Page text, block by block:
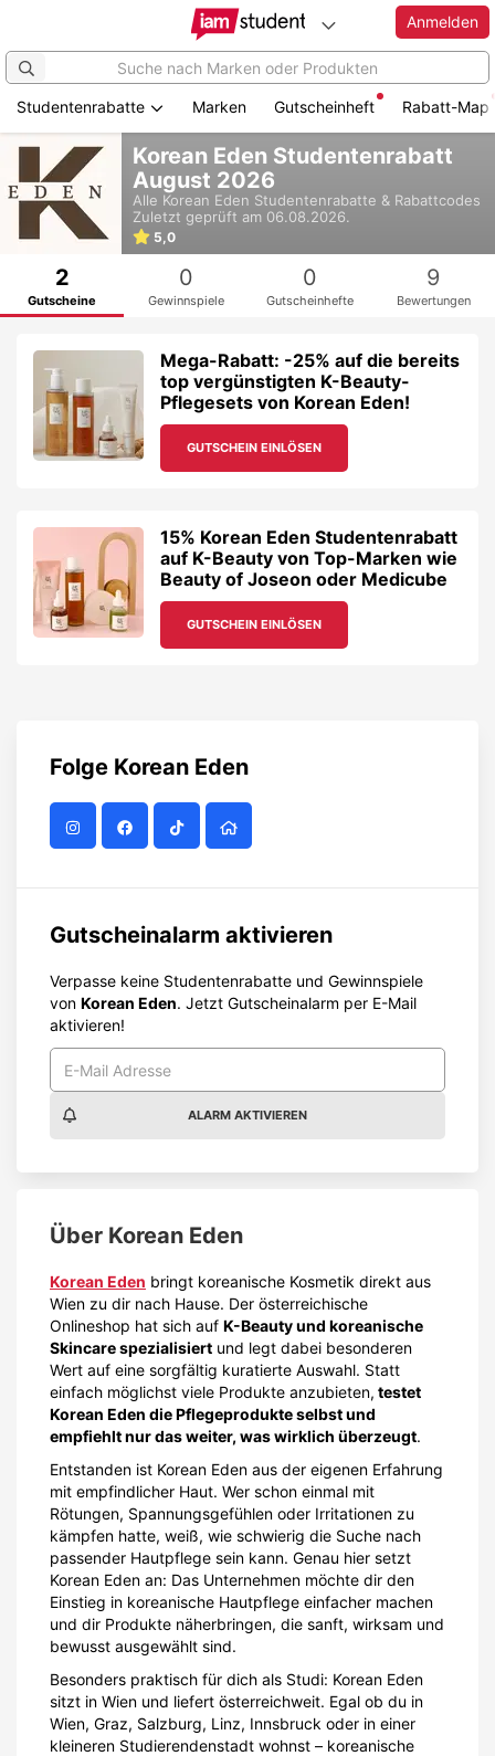
Zum
Hauptinhalt
springen
Anmelden
Studentenrabatte Marken Gutscheinheft Rabatt-Map
Korean Eden Studentenrabatt
August 2026
Alle Korean Eden Studentenrabatte & Rabattcodes
Zuletzt geprüft am 06.08.2026.
5,0
2
Gutscheine
0
Gewinnspiele
0
Gutscheinhefte
9
Bewertungen
Mega-Rabatt: -25% auf die bereits
top vergünstigten K-Beauty-
Pflegesets von Korean Eden!
GUTSCHEIN EINLÖSEN
15% Korean Eden Studentenrabatt
auf K-Beauty von Top-Marken wie
Beauty of Joseon oder Medicube
GUTSCHEIN EINLÖSEN
Folge Korean Eden
Gutscheinalarm aktivieren
Verpasse keine Studentenrabatte und Gewinnspiele
von Korean Eden. Jetzt Gutscheinalarm per E-Mail
aktivieren!
ALARM AKTIVIEREN
Über Korean Eden
Korean Eden bringt koreanische Kosmetik direkt aus
Wien zu dir nach Hause. Der österreichische
Onlineshop hat sich auf K-Beauty und koreanische
Skincare spezialisiert und legt dabei besonderen
Wert auf eine sorgfältig kuratierte Auswahl. Statt
einfach möglichst viele Produkte anzubieten, testet
Korean Eden die Pflegeprodukte selbst und
empfiehlt nur das weiter, was wirklich überzeugt.
Entstanden ist Korean Eden aus der eigenen Erfahrung
mit empfindlicher Haut. Wer schon einmal mit
Rötungen, Spannungsgefühlen oder Irritationen zu
kämpfen hatte, weiß, wie schwierig die Suche nach
passender Hautpflege sein kann. Genau hier setzt
Korean Eden an: Das Unternehmen möchte dir den
Einstieg in koreanische Hautpflege einfacher machen
und dir Produkte näherbringen, die sanft, wirksam und
bewusst ausgewählt sind.
Besonders praktisch für dich als Studi: Korean Eden
sitzt in Wien und liefert österreichweit. Egal ob du in
Wien, Graz, Salzburg, Linz, Innsbruck oder in einer
kleineren Studierendenstadt wohnst – koreanische